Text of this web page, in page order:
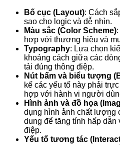
Bố cục (Layout): Cách
sao cho logic và dễ nhìn.
Màu sắc (Color Scheme)
hợp với thương hiệu và
Typography: Lựa chọn
khoảng cách giữa các
tải đúng thông điệp.
Nút bấm và biểu tượng
kế các yếu tố này phải
hợp với hành vi người
Hình ảnh và đồ họa
dụng hình ảnh chất lượng
dung để tăng tính hấp dẫn
điệp.
Yếu tố tương tác